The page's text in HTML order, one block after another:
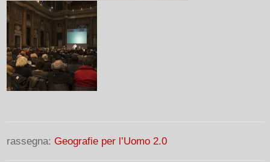
rassegna: Geografie per l’Uomo 2.0